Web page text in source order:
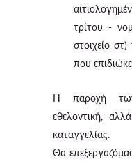
τρίτου -
στοιχείο
που
Η παροχή των
εθελοντική,
καταγγελίας.
Θα